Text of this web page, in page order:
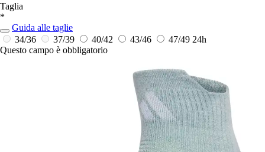
Taglia
*
Guida alle taglie
34/36
37/39 40/42 43/46 47/49 24h
Questo campo è obbligatorio